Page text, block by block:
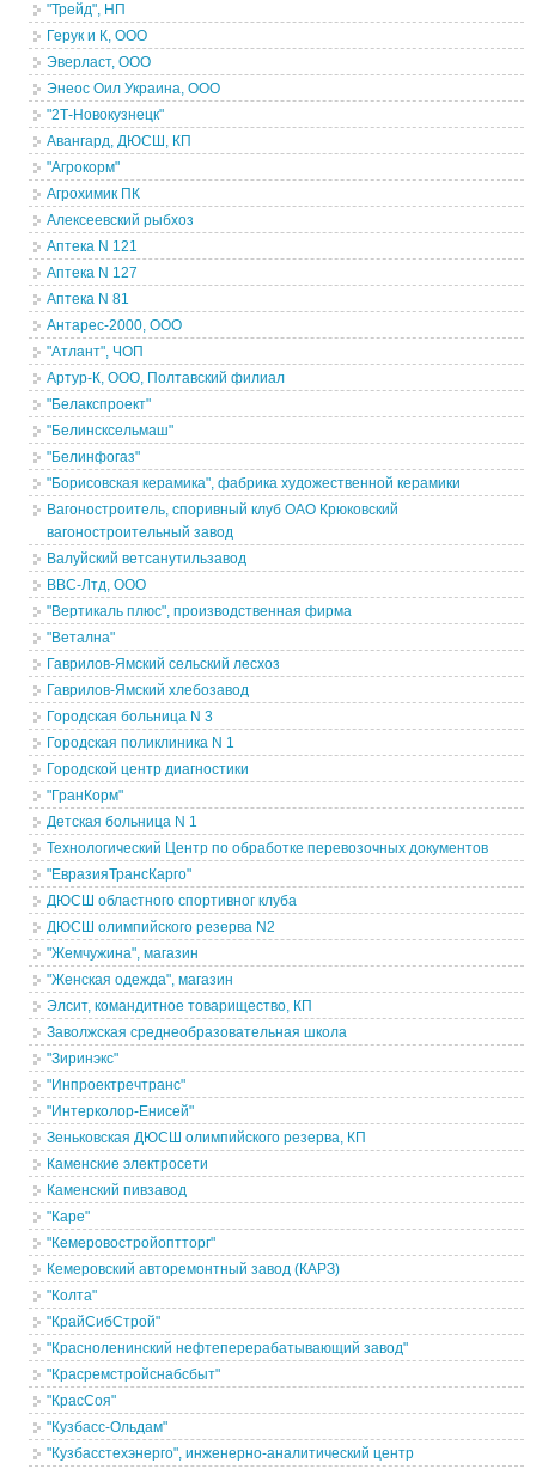
"Трейд", НП
Герук и К, ООО
Эверласт, ООО
Энеос Оил Украина, ООО
"2Т-Новокузнецк"
Авангард, ДЮСШ, КП
"Агрокорм"
Агрохимик ПК
Алексеевский рыбхоз
Аптека N 121
Аптека N 127
Аптека N 81
Антарес-2000, ООО
"Атлант", ЧОП
Артур-К, ООО, Полтавский филиал
"Белакспроект"
"Белинсксельмаш"
"Белинфогаз"
"Борисовская керамика", фабрика художественной керамики
Вагоностроитель, споривный клуб ОАО Крюковский
вагоностроительный завод
Валуйский ветсанутильзавод
ВВС-Лтд, ООО
"Вертикаль плюс", производственная фирма
"Ветална"
Гаврилов-Ямский сельский лесхоз
Гаврилов-Ямский хлебозавод
Городская больница N 3
Городская поликлиника N 1
Городской центр диагностики
"ГранКорм"
Детская больница N 1
Технологический Центр по обработке перевозочных документов
"ЕвразияТрансКарго"
ДЮСШ областного спортивног клуба
ДЮСШ олимпийского резерва N2
"Жемчужина", магазин
"Женская одежда", магазин
Элсит, командитное товарищество, КП
Заволжская среднеобразовательная школа
"Зиринэкс"
"Инпроектречтранс"
"Интерколор-Енисей"
Зеньковская ДЮСШ олимпийского резерва, КП
Каменские электросети
Каменский пивзавод
"Каре"
"Кемеровостройоптторг"
Кемеровский авторемонтный завод (КАРЗ)
"Колта"
"КрайСибСтрой"
"Красноленинский нефтеперерабатывающий завод"
"Красремстройснабсбыт"
"КрасСоя"
"Кузбасс-Ольдам"
"Кузбасстехэнерго", инженерно-аналитический центр